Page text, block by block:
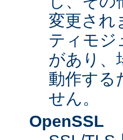
変更され
ティモジ
があり、
動作する
せん。
OpenSSL